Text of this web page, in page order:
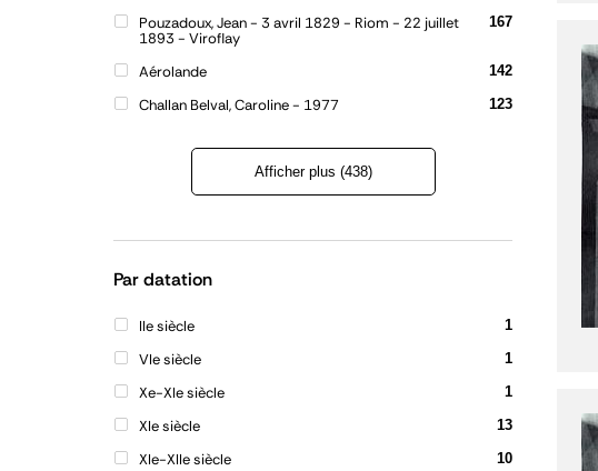
Pouzadoux, Jean - 3 avril 1829 - Riom - 22 juillet
1893 - Viroflay
167
Aérolande 142
Challan Belval, Caroline - 1977 123
Afficher plus (438)
la
Par datation
IIe siècle 1
VIe siècle 1
Xe-XIe siècle 1
XIe siècle 13
XIe-XIIe siècle 10